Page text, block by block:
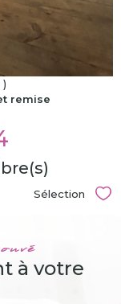
remise
Sélection
à votre